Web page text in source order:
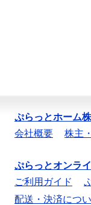
ぷらっとホーム
会社概要
株主
ぷらっとオンラ
ご利用ガイド
配送・決済につ